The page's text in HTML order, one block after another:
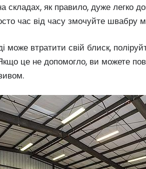
складах, як правило, дуже легко
час від часу змочуйте
може втратити свій блиск,
це не допомогло, ви можете